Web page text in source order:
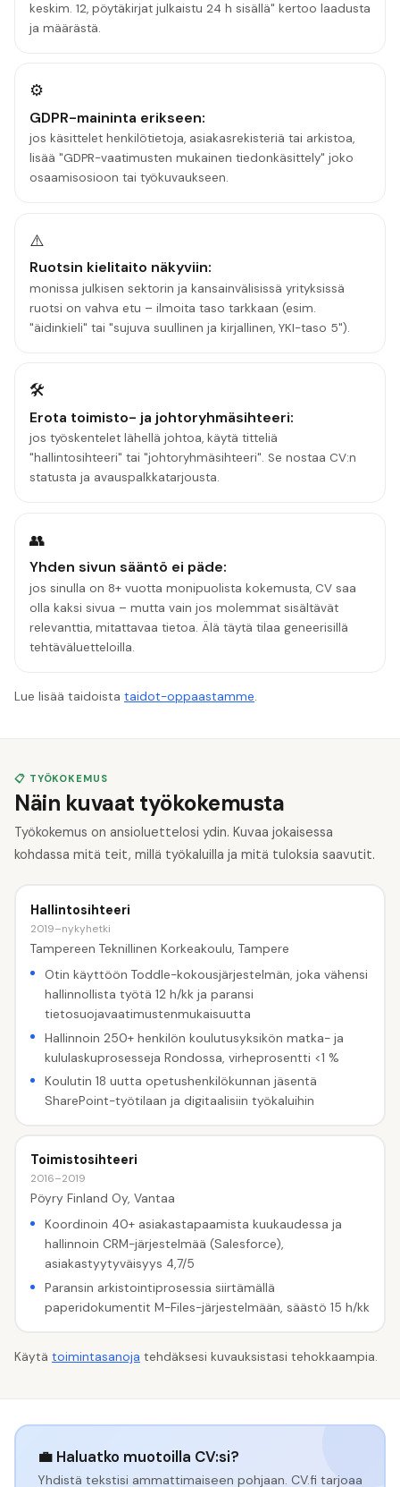
keskim. 12, pöytäkirjat julkaistu 24 h sisällä" kertoo laadusta
ja määrästä.
⚙️
GDPR-maininta erikseen:
jos käsittelet henkilötietoja, asiakasrekisteriä tai arkistoa,
lisää "GDPR-vaatimusten mukainen tiedonkäsittely" joko
osaamisosioon tai työkuvaukseen.
⚠️
Ruotsin kielitaito näkyviin:
monissa julkisen sektorin ja kansainvälisissä yrityksissä
ruotsi on vahva etu – ilmoita taso tarkkaan (esim.
"äidinkieli" tai "sujuva suullinen ja kirjallinen, YKI-taso 5").
🛠️
Erota toimisto- ja johtoryhmäsihteeri:
jos työskentelet lähellä johtoa, käytä titteliä
"hallintosihteeri" tai "johtoryhmäsihteeri". Se nostaa CV:n
statusta ja avauspalkkatarjousta.
👥
Yhden sivun sääntö ei päde:
jos sinulla on 8+ vuotta monipuolista kokemusta, CV saa
olla kaksi sivua – mutta vain jos molemmat sisältävät
relevanttia, mitattavaa tietoa. Älä täytä tilaa geneerisillä
tehtäväluetteloilla.
Lue lisää taidoista taidot-oppaastamme.
📋 TYÖKOKEMUS
Näin kuvaat työkokemusta
Työkokemus on ansioluettelosi ydin. Kuvaa jokaisessa
kohdassa mitä teit, millä työkaluilla ja mitä tuloksia saavutit.
Hallintosihteeri
2019–nykyhetki
Tampereen Teknillinen Korkeakoulu, Tampere
Otin käyttöön Toddle-kokousjärjestelmän, joka vähensi
hallinnollista työtä 12 h/kk ja paransi
tietosuojavaatimustenmukaisuutta
Hallinnoin 250+ henkilön koulutusyksikön matka- ja
kululaskuprosesseja Rondossa, virheprosentti <1 %
Koulutin 18 uutta opetushenkilökunnan jäsentä
SharePoint-työtilaan ja digitaalisiin työkaluihin
Toimistosihteeri
2016–2019
Pöyry Finland Oy, Vantaa
Koordinoin 40+ asiakastapaamista kuukaudessa ja
hallinnoin CRM-järjestelmää (Salesforce),
asiakastyytyväisyys 4,7/5
Paransin arkistointiprosessia siirtämällä
paperidokumentit M-Files-järjestelmään, säästö 15 h/kk
Käytä toimintasanoja tehdäksesi kuvauksistasi tehokkaampia.
💼 Haluatko muotoilla CV:si?
Yhdistä tekstisi ammattimaiseen pohjaan. CV.fi tarjoaa